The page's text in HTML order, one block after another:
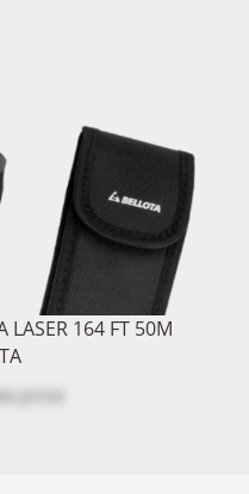
LASER 164 FT 50M
price